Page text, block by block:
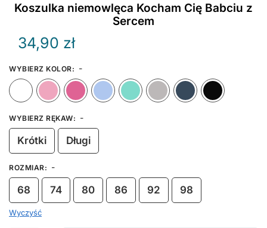
Koszulka niemowlęca Kocham Cię Babciu z
Sercem
34,90 zł
WYBIERZ KOLOR: -
Biały
Różowy Ciemny Różowy
Błękitny MiętowySzary
WYBIERZ RĘKAW: -
Krótki Długi
ROZMIAR: -
68 74 80 86 92 98
Wyczyść